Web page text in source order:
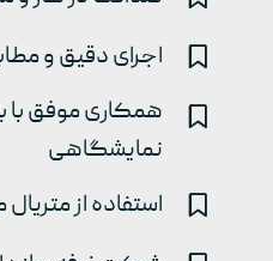
اجرای دقیق و
نمایشگاهی
استفاده از